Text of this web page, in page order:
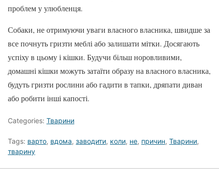
проблем у улюбленця.
Собаки, не отримуючи уваги власного власника, швидше за
все почнуть гризти меблі або залишати мітки. Досягають
успіху в цьому і кішки. Будучи більш норовливими,
домашні кішки можуть затаїти образу на власного власника,
будуть гризти рослини або гадити в тапки, дряпати диван
або робити інші капості.
Categories: Тварини
Tags: варто, вдома, заводити, коли, не, причин, Тварини,
тварину